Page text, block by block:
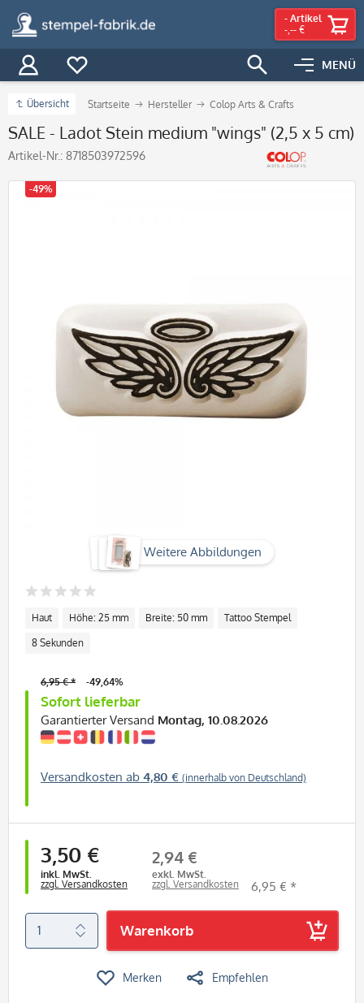
MENÜ
- Artikel
-,-- €
Übersicht Startseite Hersteller Colop Arts & Crafts
SALE - Ladot Stein medium "wings" (2,5 x 5 cm)
Artikel-Nr.: 8718503972596
Weitere Abbildungen
-49%
Haut Höhe: 25 mm Breite: 50 mm Tattoo Stempel
8 Sekunden
Sofort lieferbar
Garantierter Versand Montag, 10.08.2026
Versandkosten ab 4,80 € (innerhalb von Deutschland)
6,95 € * -49,64%
3,50 €
inkl. MwSt.
zzgl. Versandkosten
2,94 €
exkl. MwSt.
zzgl. Versandkosten
6,95 € *
Warenkorb
Merken Empfehlen